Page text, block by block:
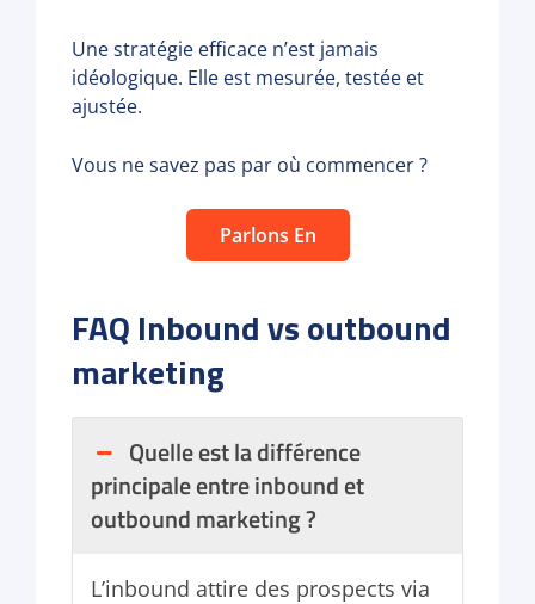
Une stratégie efficace n’est jamais
idéologique. Elle est mesurée, testée et
ajustée.
Vous ne savez pas par où commencer ?
Parlons En
FAQ Inbound vs outbound
marketing
Quelle est la différence
principale entre inbound et
outbound marketing ?
L’inbound attire des prospects via